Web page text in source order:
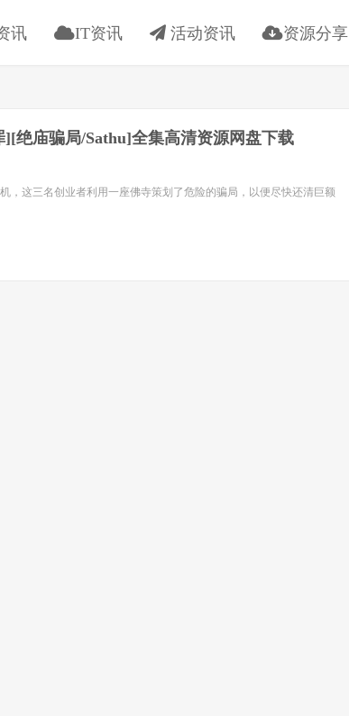
讯 IT资讯 活动资讯 资源分享
][绝庙骗局/Sathu]全集高清资源网盘下载
，这三名创业者利用一座佛寺策划了危险的骗局，以便尽快还清巨额